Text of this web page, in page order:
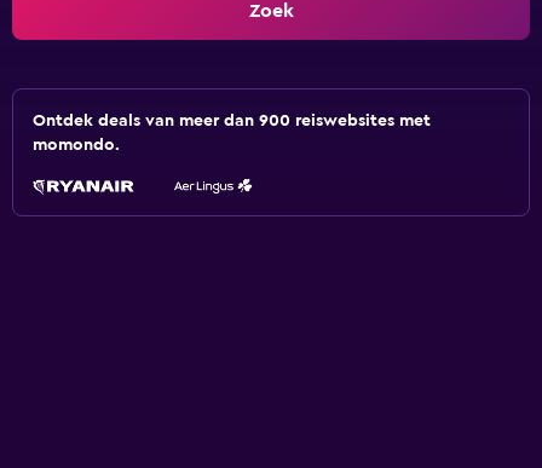
Zoek
Ontdek deals van meer dan 900 reiswebsites met
momondo.